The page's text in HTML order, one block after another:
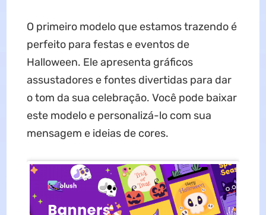
O primeiro modelo que estamos trazendo é
perfeito para festas e eventos de
Halloween. Ele apresenta gráficos
assustadores e fontes divertidas para dar
o tom da sua celebração. Você pode baixar
este modelo e personalizá-lo com sua
mensagem e ideias de cores.